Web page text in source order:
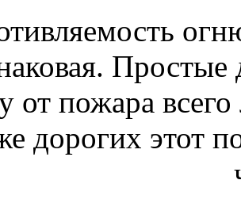
от пожара
дорогих этот